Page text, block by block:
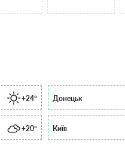
+24° Донецьк
+20° Київ